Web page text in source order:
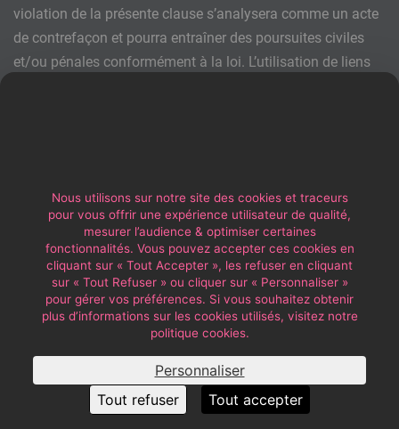
violation de la présente clause s’analysera comme un acte
de contrefaçon et pourra entraîner des poursuites civiles
et/ou pénales conformément à la loi. L’utilisation de liens
procéder à des captations sonores ou visuelles de tout type
sur les Evénements, dans un but commercial, sans l'accord
préalable de l'Organisateur. Ces interdictions ne
s’appliquent pas aux photographes accrédités par
l’Organisateur.
14. AUTORISATION DE PRISE DE VUE
En accédant à l'Evénement, le visiteur accepte que durant
sa participation, son image, son nom, son prénom et/ou sa
Nous utilisons sur notre site des cookies et traceurs
pour vous offrir une expérience utilisateur de qualité,
mesurer l’audience & optimiser certaines
fonctionnalités. Vous pouvez accepter ces cookies en
cliquant sur « Tout Accepter », les refuser en cliquant
sur « Tout Refuser » ou cliquer sur « Personnaliser »
pour gérer vos préférences. Si vous souhaitez obtenir
plus d’informations sur les cookies utilisés, visitez notre
politique cookies.
Tout accepter
Tout refuser
Personnaliser